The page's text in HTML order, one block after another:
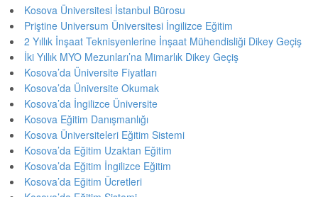
Kosova Üniversitesi İstanbul Bürosu
Priştine Universum Üniversitesi İngilizce Eğitim
2 Yıllık İnşaat Teknisyenlerine İnşaat Mühendisliği Dikey Geçiş
İki Yıllık MYO Mezunları’na Mimarlık Dikey Geçiş
Kosova’da Üniversite Fiyatları
Kosova’da Üniversite Okumak
Kosova’da İngilizce Üniversite
Kosova Eğitim Danışmanlığı
Kosova Üniversiteleri Eğitim Sistemi
Kosova’da Eğitim Uzaktan Eğitim
Kosova’da Eğitim İngilizce Eğitim
Kosova’da Eğitim Ücretleri